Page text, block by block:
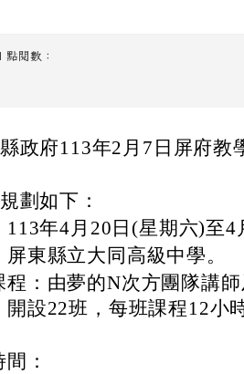
閱數：
政府113年2月7日屏府教
劃如下：
113年4月20日(星期六)至
屏東縣立大同高級中學。
程：由夢的N次方團隊講師
開設22班，每班課程12小
：